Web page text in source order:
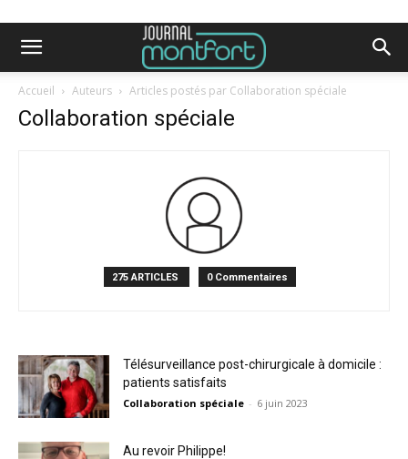
Accueil Auteurs Articles postés par Collaboration spéciale
Collaboration spéciale
275 ARTICLES 0 Commentaires
Télésurveillance post-chirurgicale à domicile :
patients satisfaits
Collaboration spéciale - 6 juin 2023
Au revoir Philippe!